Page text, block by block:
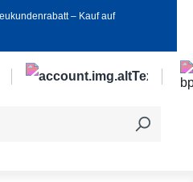
‒ Kauf auf